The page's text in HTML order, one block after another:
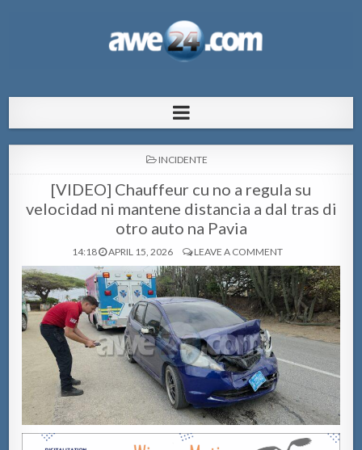
pa Aruba
POSTED
INCIDENTE
[VIDEO] Chauffeur cu no a regula su
velocidad ni mantene distancia a dal tras di
otro auto na Pavia
14:18 APRIL 15, 2026 LEAVE A COMMENT